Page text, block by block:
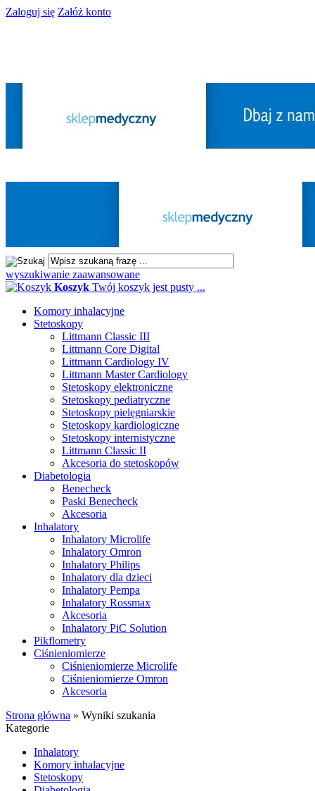
Zaloguj się Załóż konto
wyszukiwanie zaawansowane
Koszyk Twój koszyk jest pusty ...
Komory inhalacyjne
Stetoskopy
Littmann Classic III
Littmann Core Digital
Littmann Cardiology IV
Littmann Master Cardiology
Stetoskopy elektroniczne
Stetoskopy pediatryczne
Stetoskopy pielęgniarskie
Stetoskopy kardiologiczne
Stetoskopy internistyczne
Littmann Classic II
Akcesoria do stetoskopów
Diabetologia
Benecheck
Paski Benecheck
Akcesoria
Inhalatory
Inhalatory Microlife
Inhalatory Omron
Inhalatory Philips
Inhalatory dla dzieci
Inhalatory Pempa
Inhalatory Rossmax
Akcesoria
Inhalatory PiC Solution
Pikflometry
Ciśnieniomierze
Ciśnieniomierze Microlife
Ciśnieniomierze Omron
Akcesoria
Strona główna » Wyniki szukania
Kategorie
Inhalatory
Komory inhalacyjne
Stetoskopy